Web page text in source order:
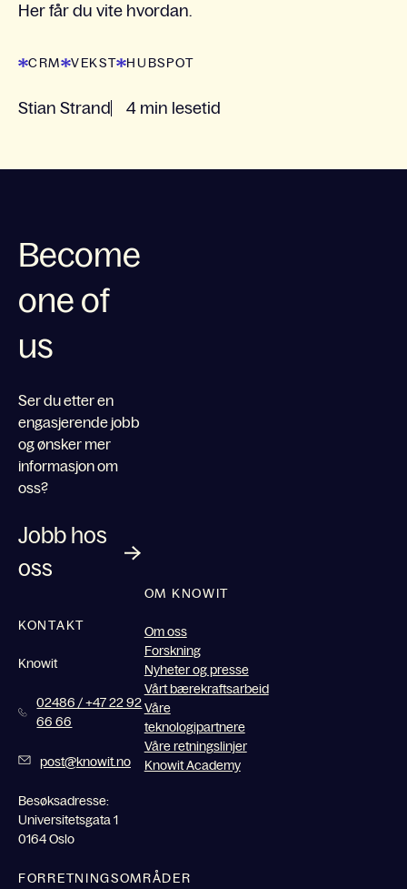
Her får du vite hvordan.
CRM VEKST HUBSPOT
Stian Strand 4 min lesetid
Become
one of
us
Ser du etter en
engasjerende jobb
og ønsker mer
informasjon om
oss?
Jobb hos
oss
KONTAKT
Knowit
02486 / +47 22 92
66 66
post@knowit.no
Besøksadresse:
Universitetsgata 1
0164 Oslo
OM KNOWIT
Om oss
Forskning
Nyheter og presse
Vårt bærekraftsarbeid
Våre
teknologipartnere
Våre retningslinjer
Knowit Academy
FORRETNINGSOMRÅDER